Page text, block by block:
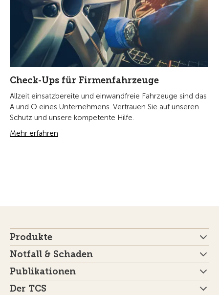
Check-Ups für Firmenfahrzeuge
Allzeit einsatzbereite und einwandfreie Fahrzeuge sind das
A und O eines Unternehmens. Vertrauen Sie auf unseren
Schutz und unsere kompetente Hilfe.
Mehr erfahren
Produkte
Notfall & Schaden
Publikationen
Der TCS